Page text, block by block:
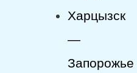
Харцызск
—
Запорожье